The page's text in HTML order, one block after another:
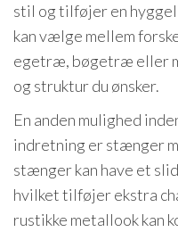
stil og tilføjer en
kan vælge mellem
egetræ, bøgetræ eller
og struktur du ønsker.
En anden mulighed
indretning er stænger
stænger kan have et
hvilket tilføjer ekstra
rustikke metallook kan